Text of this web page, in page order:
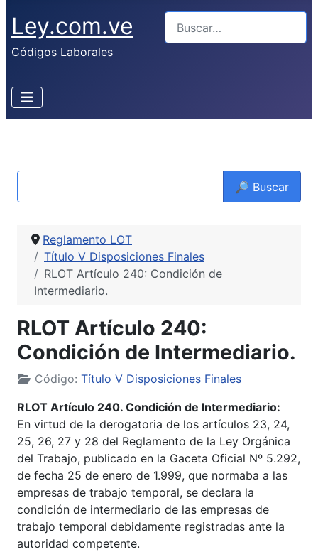
Ley.com.ve
Códigos Laborales
🔎 Buscar
Reglamento LOT
Título V Disposiciones Finales
RLOT Artículo 240: Condición de
Intermediario.
RLOT Artículo 240:
Condición de Intermediario.
Código: Título V Disposiciones Finales
RLOT Artículo 240. Condición de Intermediario:
En virtud de la derogatoria de los artículos 23, 24,
25, 26, 27 y 28 del Reglamento de la Ley Orgánica
del Trabajo, publicado en la Gaceta Oficial Nº 5.292,
de fecha 25 de enero de 1.999, que normaba a las
empresas de trabajo temporal, se declara la
condición de intermediario de las empresas de
trabajo temporal debidamente registradas ante la
autoridad competente.